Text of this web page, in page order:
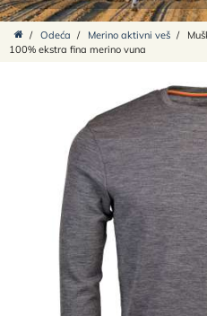
/ Odeća / Merino aktivni veš /
100% ekstra fina merino vuna